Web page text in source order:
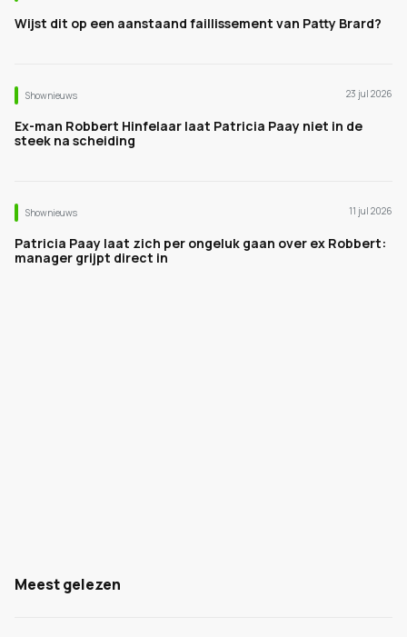
Wijst dit op een aanstaand faillissement van Patty Brard?
Shownieuws 23 jul 2026
Ex-man Robbert Hinfelaar laat Patricia Paay niet in de
steek na scheiding
Shownieuws 11 jul 2026
Patricia Paay laat zich per ongeluk gaan over ex Robbert:
manager grijpt direct in
Meest gelezen